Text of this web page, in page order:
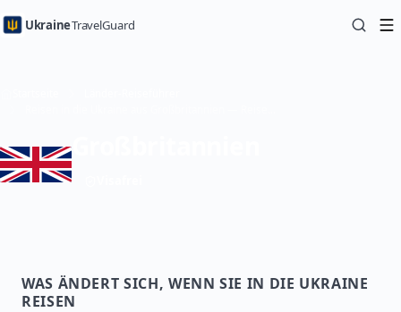
UkraineTravelGuard
WAS ÄNDERT SICH, WENN SIE IN DIE UKRAINE
REISEN